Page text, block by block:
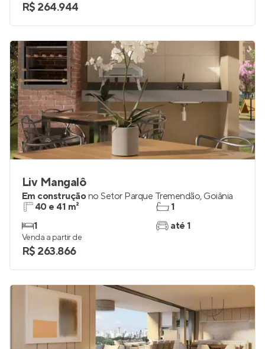
R$ 264.944
Liv Mangalô
Em construçãono Setor Parque Tremendão, Goiânia
40 e 41 m²
1
1
até 1
Venda a partir de
R$ 263.866